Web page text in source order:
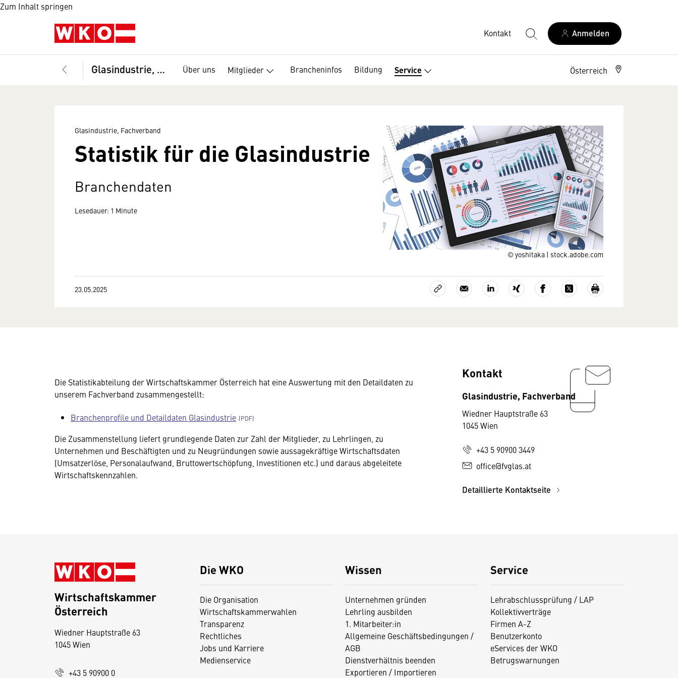
Zum Inhalt springen
Kontakt Anmelden
Glasindustrie, Fachverband Über uns Mitglieder Brancheninfos Bildung Service Österreich
© yoshitaka | stock.adobe.com
Glasindustrie, Fachverband
Statistik für die Glasindustrie
Branchendaten
Lesedauer: 1 Minute
23.05.2025
Die Statistikabteilung der Wirtschaftskammer Österreich hat eine Auswertung mit den Detaildaten zu
unserem Fachverband zusammengestellt:
Branchenprofile und Detaildaten Glasindustrie
Die Zusammenstellung liefert grundlegende Daten zur Zahl der Mitglieder, zu Lehrlingen, zu
Unternehmen und Beschäftigten und zu Neugründungen sowie aussagekräftige Wirtschaftsdaten
(Umsatzerlöse, Personalaufwand, Bruttowertschöpfung, Investitionen etc.) und daraus abgeleitete
Wirtschaftskennzahlen.
Kontakt
Glasindustrie, Fachverband
Wiedner Hauptstraße 63
1045 Wien
+43 5 90900 3449
office@fvglas.at
Detaillierte Kontaktseite
Die WKO
Die Organisation
Wirtschaftskammerwahlen
Transparenz
Rechtliches
Jobs und Karriere
Medienservice
Wissen
Unternehmen gründen
Lehrling ausbilden
1. Mitarbeiter:in
Allgemeine Geschäftsbedingungen /
AGB
Dienstverhältnis beenden
Exportieren / Importieren
Service
Lehrabschlussprüfung / LAP
Kollektivverträge
Firmen A-Z
Benutzerkonto
eServices der WKO
Betrugswarnungen
Wirtschaftskammer
Österreich
Wiedner Hauptstraße 63
1045 Wien
+43 5 90900 0